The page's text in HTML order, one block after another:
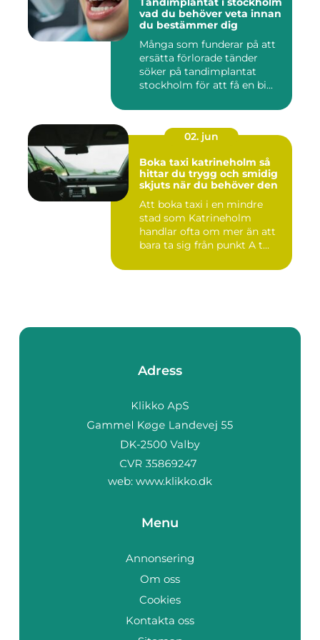
vad du behöver veta innan
du bestämmer dig
Många som funderar på att
ersätta förlorade tänder
söker på tandimplantat
stockholm för att få en bi...
02. jun
Boka taxi katrineholm så
hittar du trygg och smidig
skjuts när du behöver den
Att boka taxi i en mindre
stad som Katrineholm
handlar ofta om mer än att
bara ta sig från punkt A t...
Adress
web: www.klikko.dk
Menu
Annonsering
Om oss
Cookies
Kontakta oss